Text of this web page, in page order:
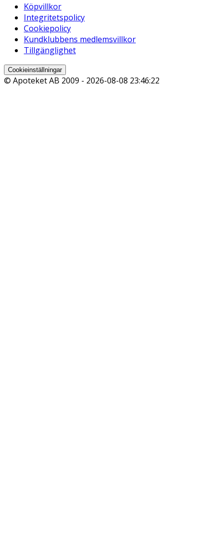
Köpvillkor
Integritetspolicy
Cookiepolicy
Kundklubbens medlemsvillkor
Tillgänglighet
Cookieinställningar
© Apoteket AB 2009 - 2026-08-08 23:46:22